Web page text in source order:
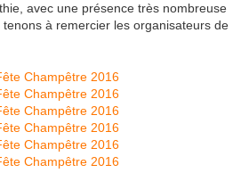
avec une présence très nombreuse
à remercier les organisateurs de